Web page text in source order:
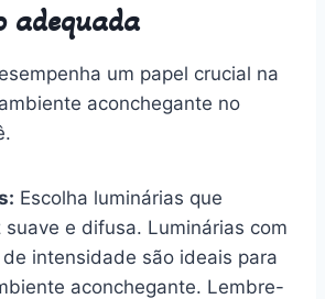
adequada
um papel crucial na
aconchegante no
Escolha luminárias que
suave e difusa. Luminárias com
intensidade são ideais para
aconchegante. Lembre-